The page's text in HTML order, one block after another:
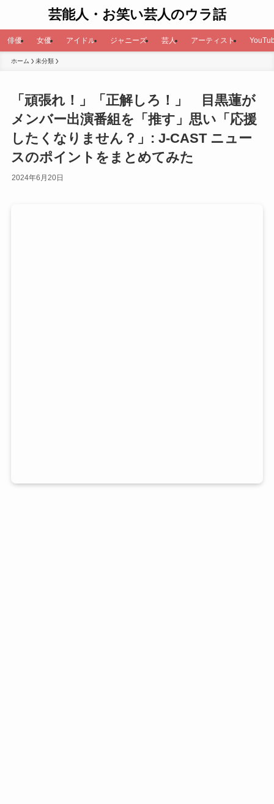
芸能人・お笑い芸人のウラ話
俳優 女優 アイドル ジャニーズ 芸人 アーティスト
ホーム 未分類
「頑張れ！」「正解しろ！」 目黒蓮が
メンバー出演番組を「推す」思い「応援
したくなりません？」: J-CAST ニュー
スのポイントをまとめてみた
2024年6月20日